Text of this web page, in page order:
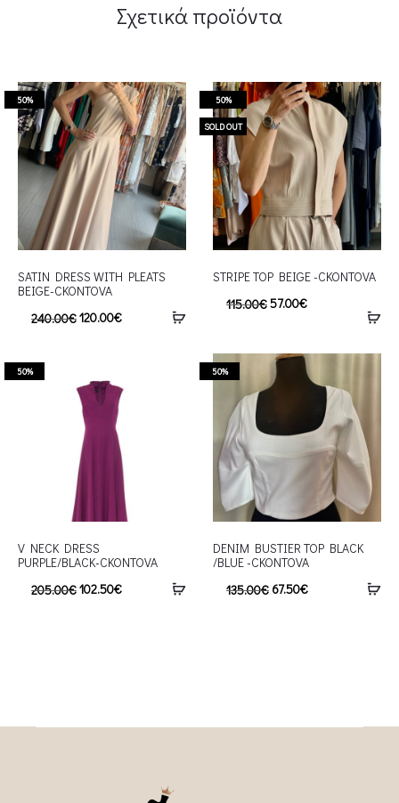
Σχετικά προϊόντα
50%
SATIN DRESS WITH PLEATS
BEIGE-CKONTOVA
240.00€120.00€
50%
SOLD OUT
STRIPE TOP BEIGE -CKONTOVA
115.00€57.00€
50%
V NECK DRESS
PURPLE/BLACK-CKONTOVA
205.00€102.50€
50%
DENIM BUSTIER TOP BLACK
/BLUE -CKONTOVA
135.00€ 67.50€